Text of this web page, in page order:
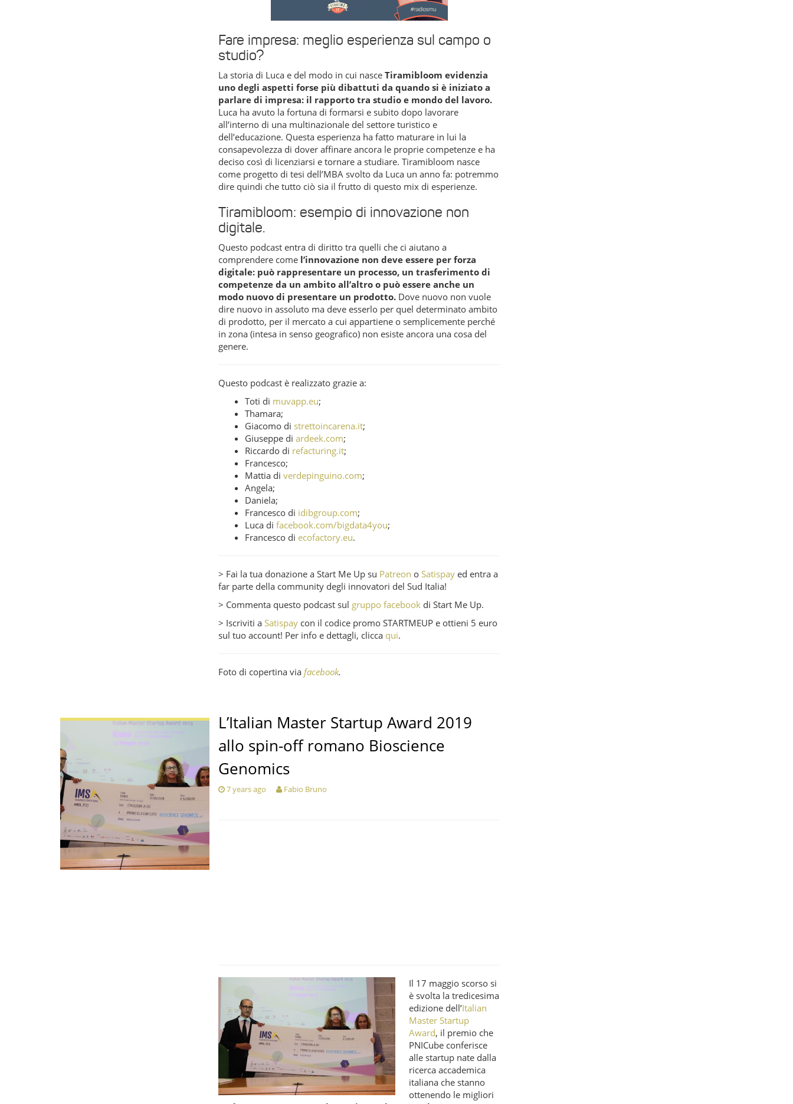
Fare impresa: meglio esperienza sul campo o
studio?
La storia di Luca e del modo in cui nasceTiramibloom evidenzia
uno degli aspetti forse più dibattuti da quando si è iniziato a
parlare di impresa: il rapporto tra studio e mondo del lavoro.
Luca ha avuto la fortuna di formarsi e subito dopo lavorare
all’interno di una multinazionale del settore turistico e
dell’educazione. Questa esperienza ha fatto maturare in lui la
consapevolezza di dover affinare ancora le proprie competenze e ha
deciso così di licenziarsi e tornare a studiare. Tiramibloom nasce
come progetto di tesi dell’MBA svolto da Luca un anno fa: potremmo
dire quindi che tutto ciò sia il frutto di questo mix di esperienze.
Tiramibloom: esempio di innovazione non
digitale.
Questo podcast entra di diritto tra quelli che ci aiutano a
comprendere come l’innovazione non deve essere per forza
digitale: può rappresentare un processo, un trasferimento di
competenze da un ambito all’altro o può essere anche un
modo nuovo di presentare un prodotto. Dove nuovo non vuole
dire nuovo in assoluto ma deve esserlo per quel determinato ambito
di prodotto, per il mercato a cui appartiene o semplicemente perché
in zona (intesa in senso geografico) non esiste ancora una cosa del
genere.
Questo podcast è realizzato grazie a:
Toti di muvapp.eu;
Thamara;
Giacomo di strettoincarena.it;
Giuseppe diardeek.com;
Riccardo di refacturing.it;
Francesco;
Mattia diverdepinguino.com;
Angela;
Daniela;
Francesco di idibgroup.com;
Luca difacebook.com/bigdata4you;
Francesco di ecofactory.eu.
> Fai la tua donazione a Start Me Up su Patreon oSatispay ed entra a
far parte della community degli innovatori del Sud Italia!
> Commenta questo podcast sul gruppo facebook di Start Me Up.
> Iscriviti aSatispay con il codice promo STARTMEUP e ottieni 5 euro
sul tuo account! Per info e dettagli, clicca qui.
Foto di copertina via facebook.
L’Italian Master Startup Award 2019
allo spin-off romano Bioscience
Genomics
7 years ago Fabio Bruno
Il 17 maggio scorso si
è svolta la tredicesima
edizione dell’Italian
Master Startup
Award, il premio che
PNICube conferisce
alle startup nate dalla
ricerca accademica
italiana che stanno
ottenendo le migliori